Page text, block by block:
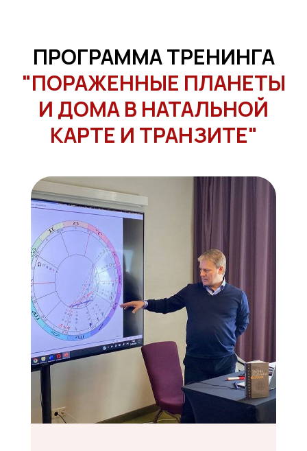
ПРОГРАММА ТРЕНИНГА
"ПОРАЖЕННЫЕ ПЛАНЕТЫ
И ДОМА В НАТАЛЬНОЙ
КАРТЕ И ТРАНЗИТЕ"